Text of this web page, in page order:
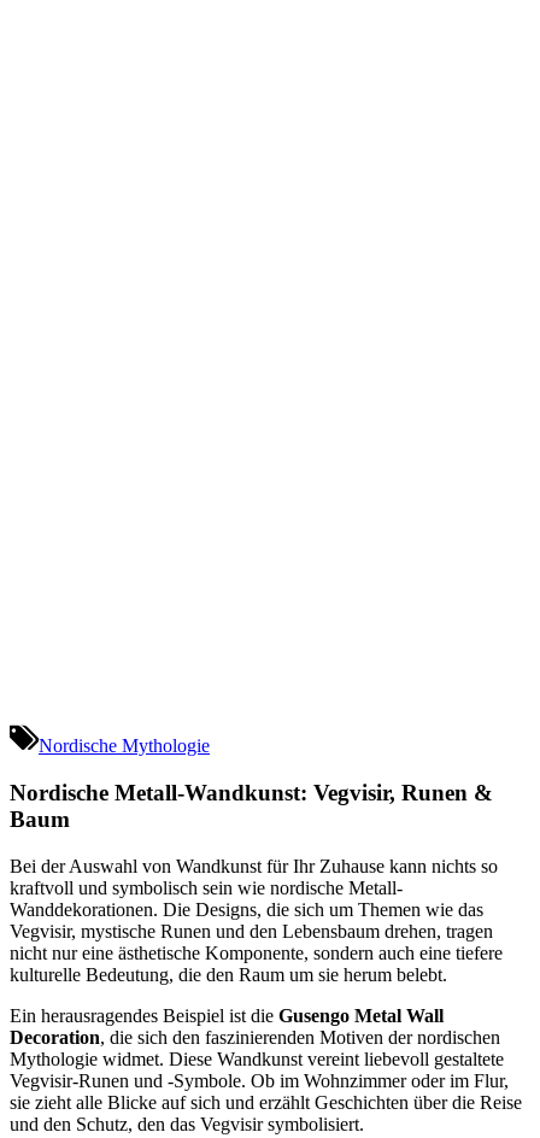
Nordische Mythologie
Nordische Metall-Wandkunst: Vegvisir, Runen &
Baum
Bei der Auswahl von Wandkunst für Ihr Zuhause kann nichts so
kraftvoll und symbolisch sein wie nordische Metall-
Wanddekorationen. Die Designs, die sich um Themen wie das
Vegvisir, mystische Runen und den Lebensbaum drehen, tragen
nicht nur eine ästhetische Komponente, sondern auch eine tiefere
kulturelle Bedeutung, die den Raum um sie herum belebt.
Ein herausragendes Beispiel ist die Gusengo Metal Wall
Decoration, die sich den faszinierenden Motiven der nordischen
Mythologie widmet. Diese Wandkunst vereint liebevoll gestaltete
Vegvisir-Runen und -Symbole. Ob im Wohnzimmer oder im Flur,
sie zieht alle Blicke auf sich und erzählt Geschichten über die Reise
und den Schutz, den das Vegvisir symbolisiert.